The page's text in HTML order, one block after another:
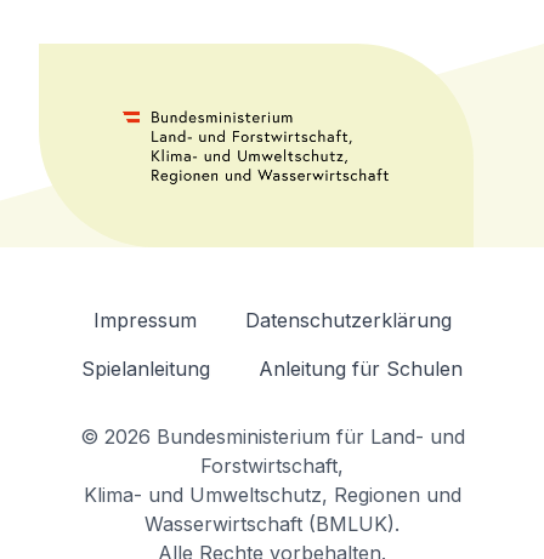
Impressum
Datenschutzerklärung
Spielanleitung
Anleitung für Schulen
© 2026 Bundesministerium für Land- und
Forstwirtschaft,
Klima- und Umweltschutz, Regionen und
Wasserwirtschaft (BMLUK).
Alle Rechte vorbehalten.